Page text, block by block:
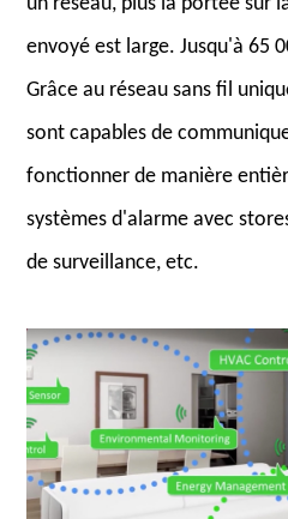
un réseau, plus la portée sur
envoyé est large. Jusqu'à 65
Grâce au réseau sans fil
sont capables de
fonctionner de manière
systèmes d'alarme avec
de surveillance, etc.